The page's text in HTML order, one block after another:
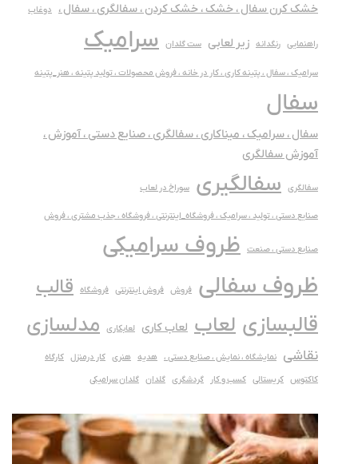
خشک کرن سفال ، خشک ، خشک کردن ، سفالگری ، سفال ، دوغاب
راهنمایی رنگدانه زیر لعابی ست گلدان سرامیک
سرامیک ، سفال ، پتینه کاری ، کار در خانه ، فروش محصولات ، تولید پتینه ، هنر_پتینه
سفال
سفال ، سرامیک ، میناکاری ، سفالگری ، صنایع دستی ، آموزش ،
آموزش سفالگری
سفالگری سفالگیری سوراخ در لعاب
صنایع دستی ، تولید ، سرامیک ، فروشگاه_اینترنتی ، فروشگاه ، جذب مشتری ، فروش
صنایع دستی ، صنعت ظروف سرامیکی
ظروف سفالی فروش فروش اینترنتی فروشگاه قالب
قالبسازی لعاب لعاب کاری لعابکاری مدلسازی
نقاشی نمایشگاه ، نمایش ، صنایع دستی ، هدیه هنری کار درمنزل کارگاه
کاکتوس کریستالی کسب و کار گردشگری گلدان گلدان سرامیکی